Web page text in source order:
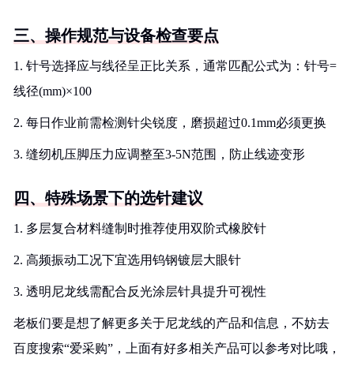
三、操作规范与设备检查要点
1. 针号选择应与线径呈正比关系，通常匹配公式为：针号=
线径(mm)×100
2. 每日作业前需检测针尖锐度，磨损超过0.1mm必须更换
3. 缝纫机压脚压力应调整至3-5N范围，防止线迹变形
四、特殊场景下的选针建议
1. 多层复合材料缝制时推荐使用双阶式橡胶针
2. 高频振动工况下宜选用钨钢镀层大眼针
3. 透明尼龙线需配合反光涂层针具提升可视性
老板们要是想了解更多关于尼龙线的产品和信息，不妨去
百度搜索“爱采购”，上面有好多相关产品可以参考对比哦，